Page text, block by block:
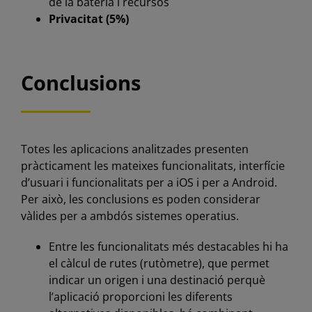
Privacitat (5%)
Conclusions
Totes les aplicacions analitzades presenten
pràcticament les mateixes funcionalitats, interfície
d’usuari i funcionalitats per a iOS i per a Android.
Per això, les conclusions es poden considerar
vàlides per a ambdós sistemes operatius.
Entre les funcionalitats més destacables hi ha
el càlcul de rutes (rutòmetre), que permet
indicar un origen i una destinació perquè
l’aplicació proporcioni les diferents